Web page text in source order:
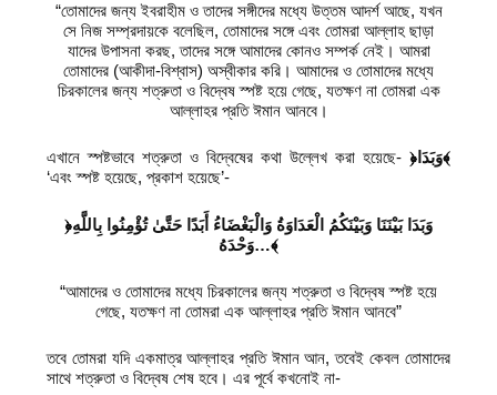
“তোমাদের জন্য ইবরাহীম ও তাদের সঙ্গীদের মধ্যে উত্তম আদর্শ আছে, যখন
সে নিজ সম্প্রদায়কে বলেছিল, তোমাদের সঙ্গে এবং তোমরা আল্লাহ ছাড়া
যাদের উপাসনা করছ, তাদের সঙ্গে আমাদের কোনও সম্পর্ক নেই। আমরা
তোমাদের (আকীদা-বিশ্বাস) অস্বীকার করি। আমাদের ও তোমাদের মধ্যে
চিরকালের জন্য শত্রুতা ও বিদ্বেষ স্পষ্ট হয়ে গেছে, যতক্ষণ না তোমরা এক
আল্লাহর প্রতি ঈমান আনবে।
এখানে স্পষ্টভাবে শত্রুতা ও বিদ্বেষের কথা উল্লেখ করা হয়েছে-
﴿وَبَدَا﴾
‘এবং স্পষ্ট হয়েছে, প্রকাশ হয়েছে’-
﴿وَبَدَا بَيْنَنَا وَبَيْنَكُمُ الْعَدَاوَةُ وَالْبَغْضَاءُ أَبَدًا حَتَّىٰ تُؤْمِنُوا بِاللَّهِ
وَحْدَهُ…﴾
“আমাদের ও তোমাদের মধ্যে চিরকালের জন্য শত্রুতা ও বিদ্বেষ স্পষ্ট হয়ে
গেছে, যতক্ষণ না তোমরা এক আল্লাহর প্রতি ঈমান আনবে”
তবে তোমরা যদি একমাত্র আল্লাহর প্রতি ঈমান আন, তবেই কেবল তোমাদের
সাথে শত্রুতা ও বিদ্বেষ শেষ হবে। এর পূর্বে কখনোই না-